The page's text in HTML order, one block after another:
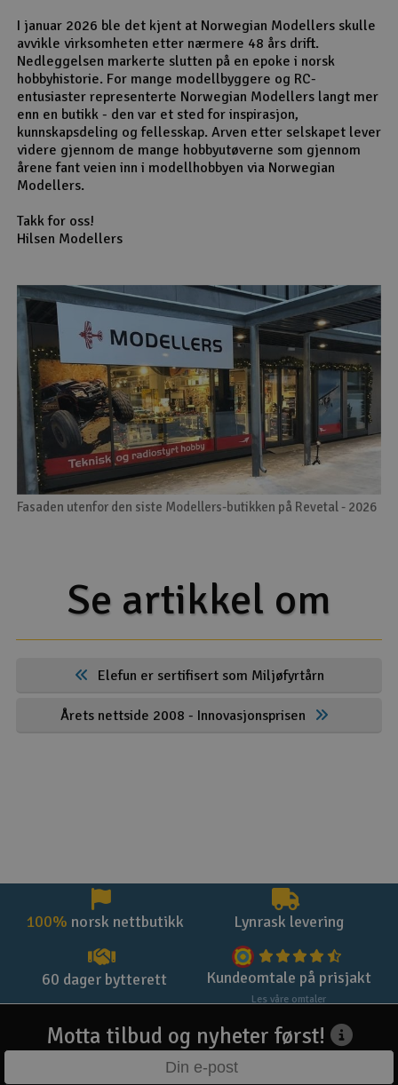
I januar 2026 ble det kjent at Norwegian Modellers skulle
avvikle virksomheten etter nærmere 48 års drift.
Nedleggelsen markerte slutten på en epoke i norsk
hobbyhistorie. For mange modellbyggere og RC-
entusiaster representerte Norwegian Modellers langt mer
enn en butikk - den var et sted for inspirasjon,
kunnskapsdeling og fellesskap. Arven etter selskapet lever
videre gjennom de mange hobbyutøverne som gjennom
årene fant veien inn i modellhobbyen via Norwegian
Modellers.
Takk for oss!
Hilsen Modellers
Fasaden utenfor den siste Modellers-butikken på Revetal - 2026
Se artikkel om
Elefun er sertifisert som Miljøfyrtårn
Årets nettside 2008 - Innovasjonsprisen
100% norsk nettbutikk Lynrask levering
60 dager bytterett Kundeomtale på prisjakt
Les våre omtaler
Motta tilbud og nyheter først!